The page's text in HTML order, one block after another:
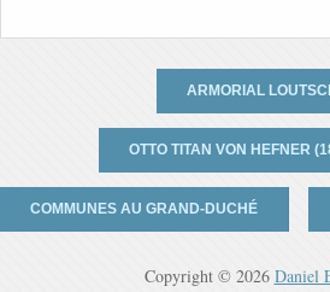
ARMORIAL
OTTO TITAN VON HEFNER
COMMUNES AU GRAND-DUCHÉ
Copyright © 2026 Daniel